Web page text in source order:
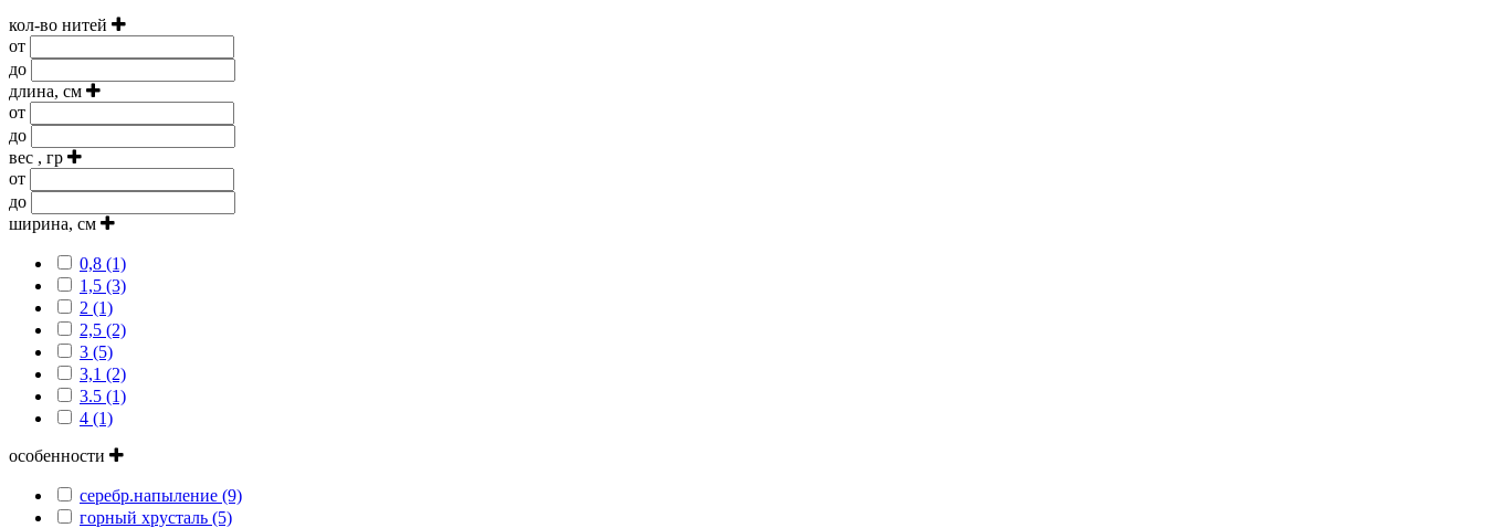
кол-во нитей
от
до
длина, см
от
до
вес , гр
от
до
ширина, см
0,8 (1)
1,5 (3)
2 (1)
2,5 (2)
3 (5)
3,1 (2)
3.5 (1)
4 (1)
особенности
серебр.напыление (9)
горный хрусталь (5)